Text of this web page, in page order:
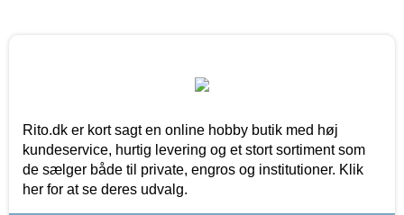
Rito.dk er kort sagt en online hobby butik med høj
kundeservice, hurtig levering og et stort sortiment som
de sælger både til private, engros og institutioner. Klik
her for at se deres udvalg.